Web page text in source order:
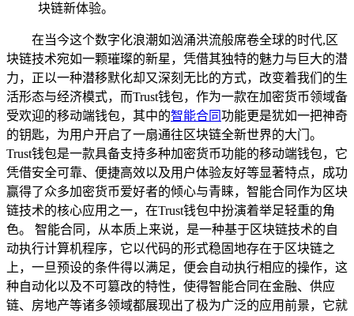
块链新体验。
在当今这个数字化浪潮如汹涌洪流般席卷全球的时代,区
块链技术宛如一颗璀璨的新星，凭借其独特的魅力与巨大的潜
力，正以一种潜移默化却又深刻无比的方式，改变着我们的生
活形态与经济模式，而Trust钱包，作为一款在加密货币领域备
受欢迎的移动端钱包，其中的智能合同功能更是犹如一把神奇
的钥匙，为用户开启了一扇通往区块链全新世界的大门。
Trust钱包是一款具备支持多种加密货币功能的移动端钱包，它
凭借安全可靠、便捷高效以及用户体验友好等显著特点，成功
赢得了众多加密货币爱好者的倾心与青睐，智能合同作为区块
链技术的核心应用之一，在Trust钱包中扮演着举足轻重的角
色。 智能合同，从本质上来说，是一种基于区块链技术的自
动执行计算机程序，它以代码的形式稳固地存在于区块链之
上，一旦预设的条件得以满足，便会自动执行相应的操作，这
种自动化以及不可篡改的特性，使得智能合同在金融、供应
链、房地产等诸多领域都展现出了极为广泛的应用前景，它就